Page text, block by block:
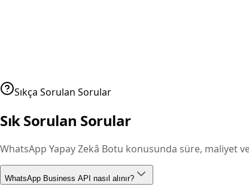
Sıkça Sorulan Sorular
Sık Sorulan Sorular
WhatsApp Yapay Zekâ Botu konusunda süre, maliyet
WhatsApp Business API nasıl alınır?